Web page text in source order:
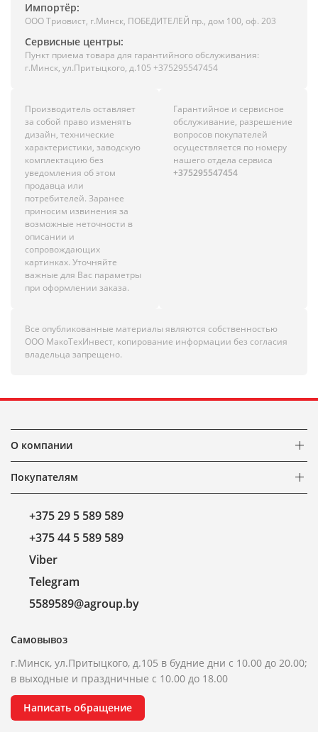
Импортёр:
ООО Триовист, г.Минск, ПОБЕДИТЕЛЕЙ пр., дом 100, оф. 203
Сервисные центры:
Пункт приема товара для гарантийного обслуживания:
г.Минск, ул.Притыцкого, д.105 +375295547454
Производитель оставляет
за собой право изменять
дизайн, технические
характеристики, заводскую
комплектацию без
уведомления об этом
продавца или
потребителей. Заранее
приносим извинения за
возможные неточности в
описании и
сопровождающих
картинках. Уточняйте
важные для Вас параметры
при оформлении заказа.
Гарантийное и сервисное
обслуживание, разрешение
вопросов покупателей
осуществляется по номеру
нашего отдела сервиса
+375295547454
Все опубликованные материалы являются собственностью
ООО МакоТехИнвест, копирование информации без согласия
владельца запрещено.
О компании
Покупателям
+375 29 5 589 589
+375 44 5 589 589
Viber
Telegram
5589589@agroup.by
Самовывоз
г.Минск, ул.Притыцкого, д.105 в будние дни с 10.00 до 20.00;
в выходные и праздничные с 10.00 до 18.00
Написать обращение